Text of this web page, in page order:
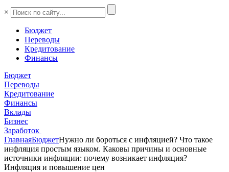
×
Бюджет
Переводы
Кредитование
Финансы
Бюджет
Переводы
Кредитование
Финансы
Вклады
Бизнес
Заработок
ГлавнаяБюджетНужно ли бороться с инфляцией? Что такое
инфляция простым языком. Каковы причины и основные
источники инфляции: почему возникает инфляция?
Инфляция и повышение цен